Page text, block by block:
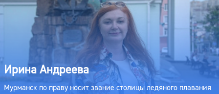
Ирина Андреева
Мурманск по праву носит звание столицы ледяного плавания